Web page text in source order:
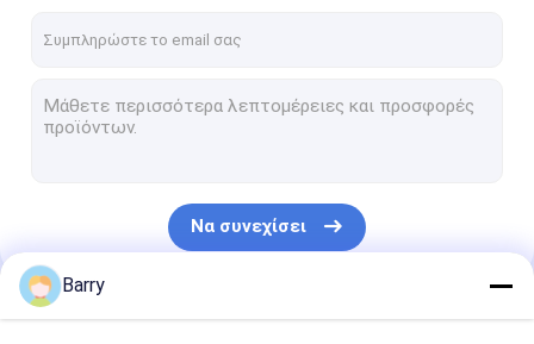
Να συνεχίσει
Οι Κατηγορίες Μας
Barry